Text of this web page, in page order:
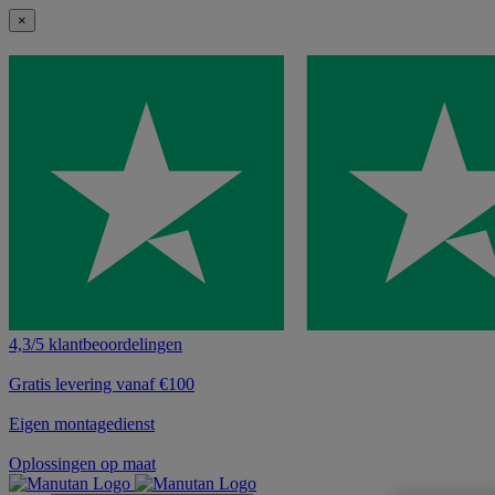
×
4,3/5 klantbeoordelingen
Gratis levering vanaf €100
Eigen montagedienst
Oplossingen op maat